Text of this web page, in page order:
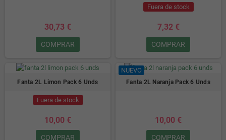
30,73 €
COMPRAR
Fuera de stock
7,32 €
COMPRAR
Fanta 2L Limon Pack 6 Unds
Fuera de stock
10,00 €
COMPRAR
NUEVO
Fanta 2L Naranja Pack 6 Unds
10,00 €
COMPRAR